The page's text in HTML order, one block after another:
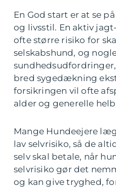
En God start er at se
og livsstil. En aktiv
ofte større risiko for
selskabshund, og
bred sygedækning
forsikringen vil ofte
alder og generelle
Mange Hundeejere
lav selvrisiko, så de
selv skal betale, når
selvrisiko gør det
og kan give tryghed,